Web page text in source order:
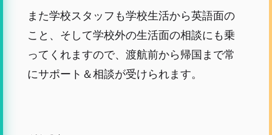
また学校スタッフも学校生活から英語面の
こと、そして学校外の生活面の相談にも乗
ってくれますので、渡航前から帰国まで常
にサポート＆相談が受けられます。